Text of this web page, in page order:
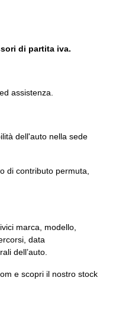
di partita iva.
assistenza.
dell'auto nella sede
di contributo permuta,
marca, modello,
data
dell’auto.
e scopri il nostro stock